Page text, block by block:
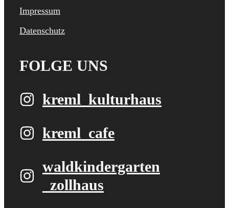
Impressum
Datenschutz
FOLGE UNS
kreml_kulturhaus
kreml_cafe
waldkindergarten​
_zollhaus